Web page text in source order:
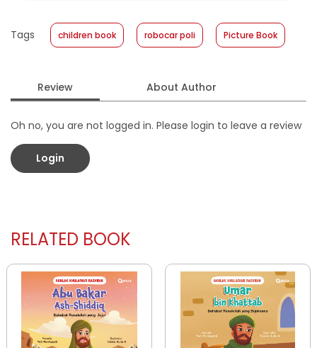
Format
: Softcover
Tags children book robocar poli Picture Book
Review About Author
Oh no, you are not logged in. Please login to leave a review
Login
RELATED BOOK